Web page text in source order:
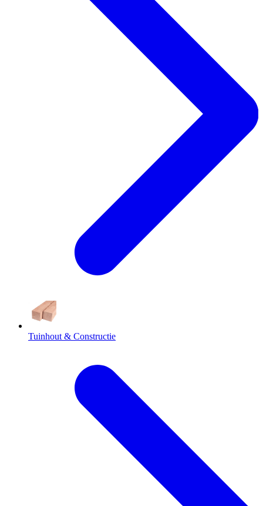
Tuinhout & Constructie